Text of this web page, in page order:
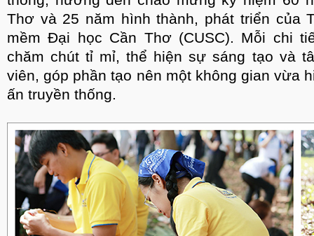
Thơ và 25 năm hình thành, phát triển của
mềm Đại học Cần Thơ (CUSC). Mỗi chi
chăm chút tỉ mỉ, thể hiện sự sáng tạo và
viên, góp phần tạo nên một không gian vừa
ấn truyền thống.